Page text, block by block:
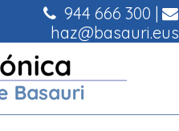
944 666 300 |
haz@basauri.eus